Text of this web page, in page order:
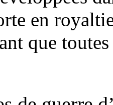
en
que